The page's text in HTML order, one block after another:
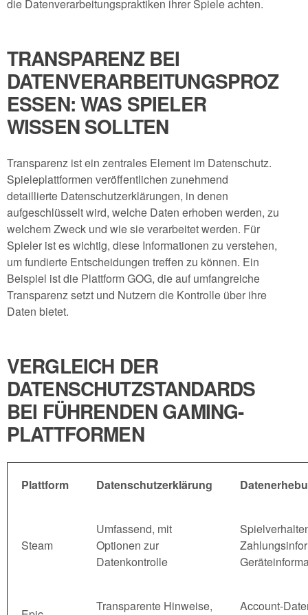
die Datenverarbeitungspraktiken ihrer Spiele achten.
TRANSPARENZ BEI
DATENVERARBEITUNGSPROZ
ESSEN: WAS SPIELER
WISSEN SOLLTEN
Transparenz ist ein zentrales Element im Datenschutz.
Spieleplattformen veröffentlichen zunehmend
detaillierte Datenschutzerklärungen, in denen
aufgeschlüsselt wird, welche Daten erhoben werden, zu
welchem Zweck und wie sie verarbeitet werden. Für
Spieler ist es wichtig, diese Informationen zu verstehen,
um fundierte Entscheidungen treffen zu können. Ein
Beispiel ist die Plattform GOG, die auf umfangreiche
Transparenz setzt und Nutzern die Kontrolle über ihre
Daten bietet.
VERGLEICH DER
DATENSCHUTZSTANDARDS
BEI FÜHRENDEN GAMING-
PLATTFORMEN
Plattform Datenschutzerklärung
Steam
Umfassend, mit
Optionen zur
Datenkontrolle
Transparente Hinweise,
Account-